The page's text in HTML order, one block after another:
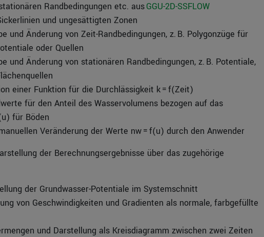
Randbedingungen etc. ausGGU-2D-SSFLOW
und ungesättigten Zonen
und Änderung von Zeit-Randbedingungen, z. B. Polygonzüge für
oder Quellen
und Änderung von stationären Randbedingungen, z. B. Potentiale,
einer Funktion für die Durchlässigkeit k = f(Zeit)
für den Anteil des Wasservolumens bezogen auf das
für Böden
Veränderung der Werte nw = f(u) durch den Anwender
der Berechnungsergebnisse über das zugehörige
der Grundwasser-Potentiale im Systemschnitt
von Geschwindigkeiten und Gradienten als normale, farbgefüllte
und Darstellung als Kreisdiagramm zwischen zwei Zeiten